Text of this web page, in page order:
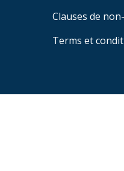
Clauses de
Terms et